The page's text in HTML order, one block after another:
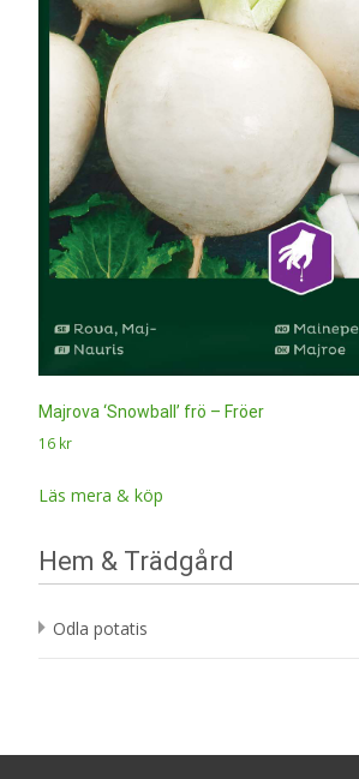
Majrova ‘Snowball’ frö – Fröer
16 kr
Läs mera & köp
Hem & Trädgård
Odla potatis